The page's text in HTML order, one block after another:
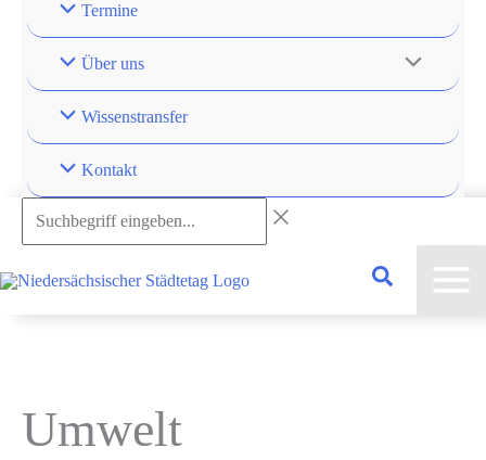
Termine
Über uns
Wissenstransfer
Kontakt
Suchbegriff
eingeben...
Umwelt